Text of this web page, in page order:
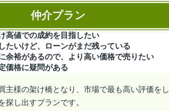
仲介プラン
高値での成約を目指したい
たいけど、ローンがまだ残っている
余裕があるので、より高い価格で売りたい
価格に疑問がある
主様の架け橋となり、市場で最も高い評価をし
探し出すプランです。